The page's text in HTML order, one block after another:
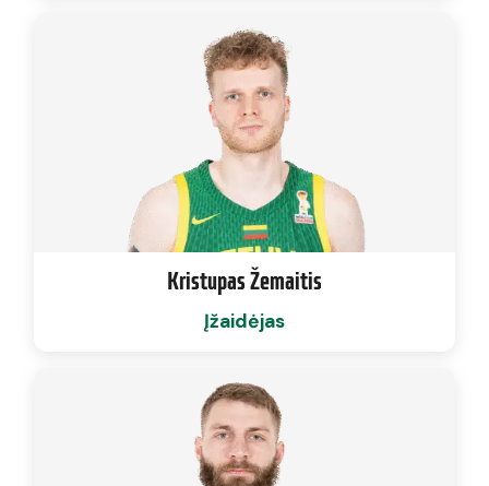
Kristupas Žemaitis
Įžaidėjas